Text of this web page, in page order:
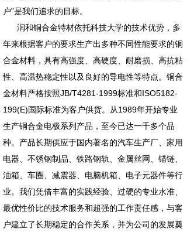
户”是我们追求的目标。
润和铜合金特材依托科技大学的技术优势，多
年来根据客户的要求生产出多种不同性能要求的铜
合金材料，具有高强度、高硬度、耐磨损、高抗粘
性、高温热稳定性以及良好的导电性等特点。铜合
金材料严格按照JB/T4281-1999标准和ISO5182-
199(E)国际标准为客户供货。从1989年开始专业
生产铜合金电极系列产品，至今已达一千多个品
种。产品长期供应于国内著名的汽车生产厂、家用
电器、不锈钢制品、铁路钢轨、金属丝网、锚链、
油箱、车圈、减震器、电脑机箱、电子元器件等行
业。我们凭借丰富的实践经验、过硬的专业水准、
最优性价比的技术服务和超强的工作责任感，与客
户建立了长期稳定的合作关系，并为公司的发展奠